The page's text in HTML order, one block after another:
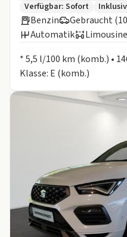
Zusätzliche
Verfügbar: Sofort
Benzin Gebraucht
Automatik
Limousine
* 5,5 l/100 km (komb.) •
Klasse: E (komb.)